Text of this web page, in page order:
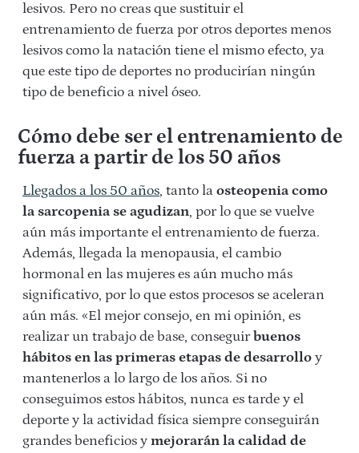
lesivos. Pero no creas que sustituir el
entrenamiento de fuerza por otros deportes menos
lesivos como la natación tiene el mismo efecto, ya
que este tipo de deportes no producirían ningún
tipo de beneficio a nivel óseo.
Cómo debe ser el entrenamiento de
fuerza a partir de los 50 años
Llegados a los 50 años, tanto la osteopenia como
la sarcopenia se agudizan, por lo que se vuelve
aún más importante el entrenamiento de fuerza.
Además, llegada la menopausia, el cambio
hormonal en las mujeres es aún mucho más
significativo, por lo que estos procesos se aceleran
aún más. «El mejor consejo, en mi opinión, es
realizar un trabajo de base, conseguirbuenos
hábitos en las primeras etapas de desarrollo y
mantenerlos a lo largo de los años. Si no
conseguimos estos hábitos, nunca es tarde y el
deporte y la actividad física siempre conseguirán
grandes beneficios y mejorarán la calidad de